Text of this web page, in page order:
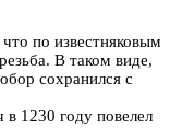
по известняковым
В таком виде,
сохранился с
в 1230 году повелел